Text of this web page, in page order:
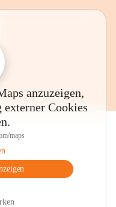
anzuzeigen,
externer Cookies
maps